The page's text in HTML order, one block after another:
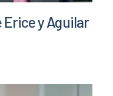
Erice y Aguilar